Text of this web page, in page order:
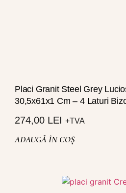
Placi Granit Steel Grey
30,5x61x1 Cm – 4 Laturi
274,00 LEI +TVA
ADAUGĂ ÎN COȘ